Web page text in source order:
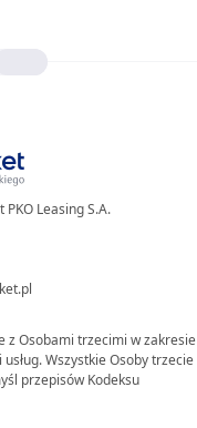
Leasing S.A.
z Osobami trzecimi w zakresie
Wszystkie Osoby trzecie
przepisów Kodeksu